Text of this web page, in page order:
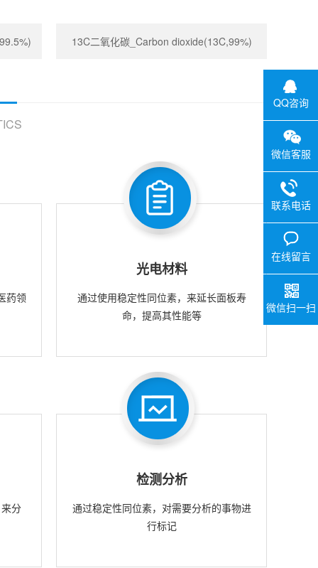
13C二氧化碳_Carbon dioxide(13C,99%)
药领
光电材料
通过使用稳定性同位素，来延长面板寿
命，提高其性能等
分
检测分析
通过稳定性同位素，对需要分析的事物进
行标记
QQ咨询
微信客服
联系电话
在线留言
微信扫一扫